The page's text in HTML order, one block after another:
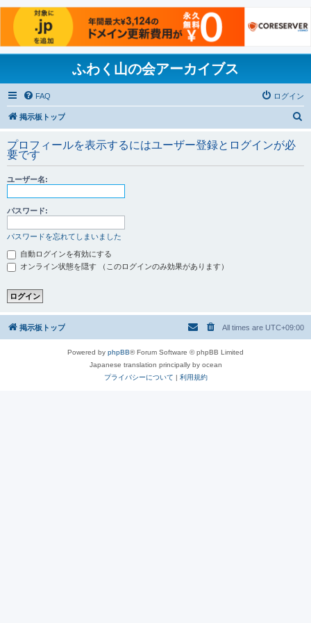
ふわく山の会アーカイブス
FAQ ログイン
掲示板トップ
プロフィールを表示するにはユーザー登録とログインが必
要です
ユーザー名:
パスワード:
パスワードを忘れてしまいました
自動ログインを有効にする
オンライン状態を隠す （このログインのみ効果があります）
掲示板トップ All times are UTC+09:00
Powered by phpBB® Forum Software © phpBB Limited
Japanese translation principally by ocean
プライバシーについて | 利用規約